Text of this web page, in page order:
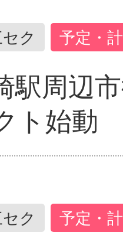
ク 予定・
周辺
ト始動
ク 予定・